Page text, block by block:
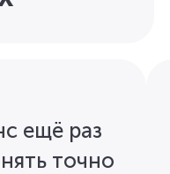
ещё раз
точно